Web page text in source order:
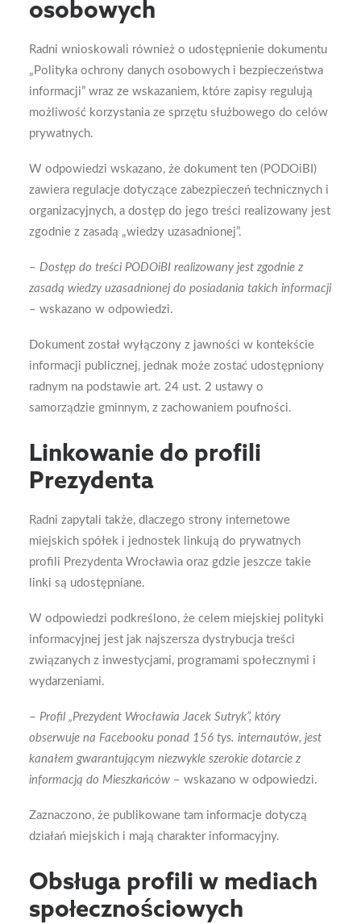
osobowych
Radni wnioskowali również o udostępnienie dokumentu
„Polityka ochrony danych osobowych i bezpieczeństwa
informacji” wraz ze wskazaniem, które zapisy regulują
możliwość korzystania ze sprzętu służbowego do celów
prywatnych.
W odpowiedzi wskazano, że dokument ten (PODOiBI)
zawiera regulacje dotyczące zabezpieczeń technicznych i
organizacyjnych, a dostęp do jego treści realizowany jest
zgodnie z zasadą „wiedzy uzasadnionej”.
– Dostęp do treści PODOiBI realizowany jest zgodnie z
zasadą wiedzy uzasadnionej do posiadania takich informacji
– wskazano w odpowiedzi.
Dokument został wyłączony z jawności w kontekście
informacji publicznej, jednak może zostać udostępniony
radnym na podstawie art. 24 ust. 2 ustawy o
samorządzie gminnym, z zachowaniem poufności.
Linkowanie do profili
Prezydenta
Radni zapytali także, dlaczego strony internetowe
miejskich spółek i jednostek linkują do prywatnych
profili Prezydenta Wrocławia oraz gdzie jeszcze takie
linki są udostępniane.
W odpowiedzi podkreślono, że celem miejskiej polityki
informacyjnej jest jak najszersza dystrybucja treści
związanych z inwestycjami, programami społecznymi i
wydarzeniami.
– Profil „Prezydent Wrocławia Jacek Sutryk”, który
obserwuje na Facebooku ponad 156 tys. internautów, jest
kanałem gwarantującym niezwykle szerokie dotarcie z
informacją do Mieszkańców – wskazano w odpowiedzi.
Zaznaczono, że publikowane tam informacje dotyczą
działań miejskich i mają charakter informacyjny.
Obsługa profili w mediach
społecznościowych